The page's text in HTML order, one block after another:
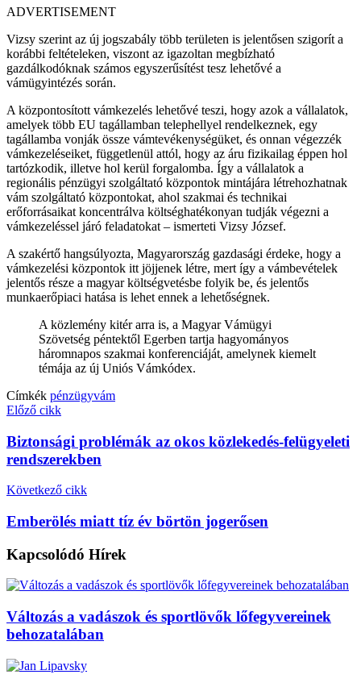
ADVERTISEMENT
Vizsy szerint az új jogszabály több területen is jelentősen szigorít a
korábbi feltételeken, viszont az igazoltan megbízható
gazdálkodóknak számos egyszerűsítést tesz lehetővé a
vámügyintézés során.
A központosított vámkezelés lehetővé teszi, hogy azok a vállalatok,
amelyek több EU tagállamban telephellyel rendelkeznek, egy
tagállamba vonják össze vámtevékenységüket, és onnan végezzék
vámkezeléseiket, függetlenül attól, hogy az áru fizikailag éppen hol
tartózkodik, illetve hol kerül forgalomba. Így a vállalatok a
regionális pénzügyi szolgáltató központok mintájára létrehozhatnak
vám szolgáltató központokat, ahol szakmai és technikai
erőforrásaikat koncentrálva költséghatékonyan tudják végezni a
vámkezeléssel járó feladatokat – ismerteti Vizsy József.
A szakértő hangsúlyozta, Magyarország gazdasági érdeke, hogy a
vámkezelési központok itt jöjjenek létre, mert így a vámbevételek
jelentős része a magyar költségvetésbe folyik be, és jelentős
munkaerőpiaci hatása is lehet ennek a lehetőségnek.
A közlemény kitér arra is, a Magyar Vámügyi
Szövetség péntektől Egerben tartja hagyományos
háromnapos szakmai konferenciáját, amelynek kiemelt
témája az új Uniós Vámkódex.
Címkék pénzügyvám
Előző cikk
Biztonsági problémák az okos közlekedés-felügyeleti
rendszerekben
Következő cikk
Emberölés miatt tíz év börtön jogerősen
Kapcsolódó Hírek
Változás a vadászok és sportlövők lőfegyvereinek
behozatalában